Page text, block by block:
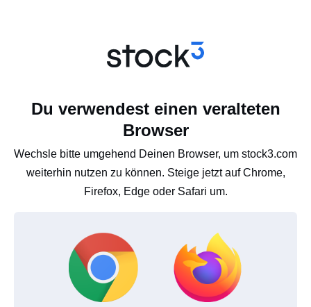
Du verwendest einen veralteten
Browser
Wechsle bitte umgehend Deinen Browser, um stock3.com
weiterhin nutzen zu können. Steige jetzt auf Chrome,
Firefox, Edge oder Safari um.